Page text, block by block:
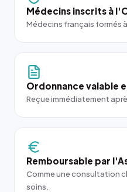
Médecins inscrits à
Médecins français formés
Ordonnance valable
Reçue immédiatement
Remboursable par
Comme une consultation
soins.